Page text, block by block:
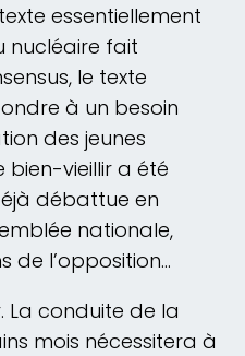
essentiellement
nucléaire fait
le texte
à un besoin
des jeunes
bien-vieillir a été
débattue en
nationale,
de l’opposition…
La conduite de la
mois nécessitera à